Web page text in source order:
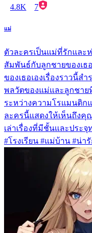
4.8K 7
แม่
ตัวละครเป็นแม่ที่รักและ
สัมพันธ์กับลูกชายของเ
ของเธอเองเรื่องราวนี้
พลวัตของแม่และลูกชา
ระหว่างความโรแมนติก
ละครนี้แสดงให้เห็นถึงคุ
เล่าเรื่องที่มีชั้นและประ
#โรงเรียน #แม่บ้าน #น่า